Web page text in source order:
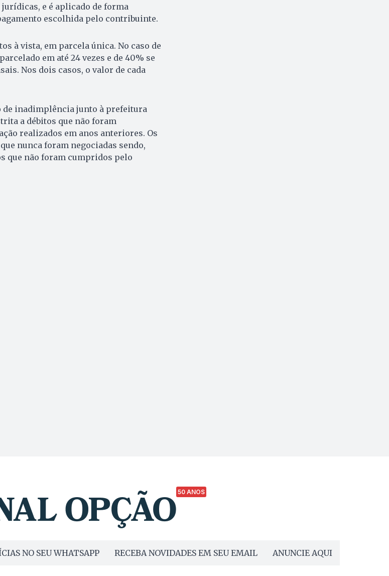
e é aplicado de forma
escolhida pelo contribuinte.
à vista, em parcela única. No caso de
em até 24 vezes e de 40% se
Nos dois casos, o valor de cada
inadimplência junto à prefeitura
a débitos que não foram
realizados em anos anteriores. Os
nunca foram negociadas sendo,
que não foram cumpridos pelo
50 ANOS
NO SEU WHATSAPP RECEBA NOVIDADES EM SEU EMAIL ANUNCIE AQUI